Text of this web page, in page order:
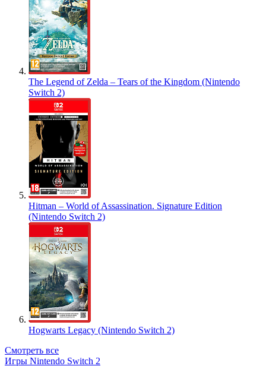
The Legend of Zelda – Tears of the Kingdom (Nintendo
Switch 2)
Hitman – World of Assassination. Signature Edition
(Nintendo Switch 2)
Hogwarts Legacy (Nintendo Switch 2)
Смотреть все
Игры Nintendo Switch 2